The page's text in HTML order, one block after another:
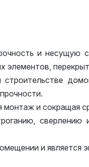
и несущую
элементов,
и сокращая
сверлению
и является